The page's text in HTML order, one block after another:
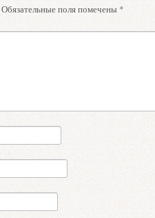
Обязательные поля помечены *